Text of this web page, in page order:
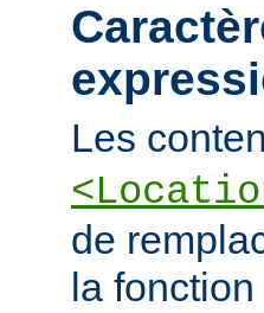
Les
de
la fonction